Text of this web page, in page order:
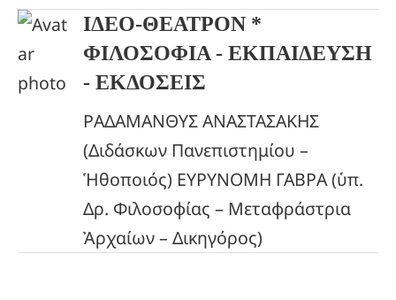
ΙΔΕΟ-ΘΕΑΤΡΟΝ *
ΦΙΛΟΣΟΦΙΑ - ΕΚΠΑΙΔΕΥΣΗ
- ΕΚΔΟΣΕΙΣ
ΡΑΔΑΜΑΝΘΥΣ ΑΝΑΣΤΑΣΑΚΗΣ
(Διδάσκων Πανεπιστημίου –
Ἡθοποιός) ΕΥΡΥΝΟΜΗ ΓΑΒΡΑ (ὑπ.
Δρ. Φιλοσοφίας – Μεταφράστρια
Ἀρχαίων – Δικηγόρος)